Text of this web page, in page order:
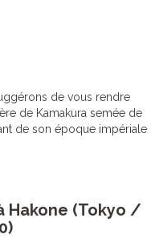
de vous rendre
de Kamakura semée de
de son époque impériale
Hakone (Tokyo /